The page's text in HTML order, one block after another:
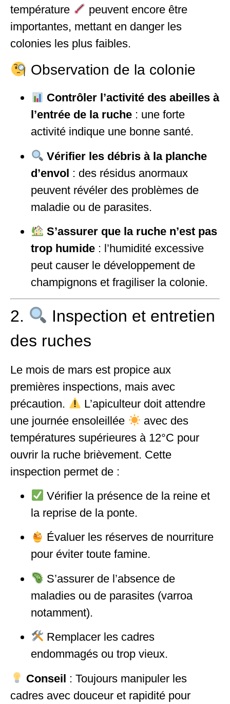
température
peuvent encore être
importantes, mettant en danger les
colonies les plus faibles.
Observation de la colonie
Contrôler l’activité des abeilles à
l’entrée de la ruche : une forte
activité indique une bonne santé.
Vérifier les débris à la planche
d’envol : des résidus anormaux
peuvent révéler des problèmes de
maladie ou de parasites.
S’assurer que la ruche n’est pas
trop humide : l’humidité excessive
peut causer le développement de
champignons et fragiliser la colonie.
2.
Inspection et entretien
des ruches
Le mois de mars est propice aux
premières inspections, mais avec
précaution.
L’apiculteur doit attendre
une journée ensoleillée
avec des
températures supérieures à 12°C pour
ouvrir la ruche brièvement. Cette
inspection permet de :
Vérifier la présence de la reine et
la reprise de la ponte.
Évaluer les réserves de nourriture
pour éviter toute famine.
S’assurer de l’absence de
maladies ou de parasites (varroa
notamment).
Remplacer les cadres
endommagés ou trop vieux.
Conseil : Toujours manipuler les
cadres avec douceur et rapidité pour